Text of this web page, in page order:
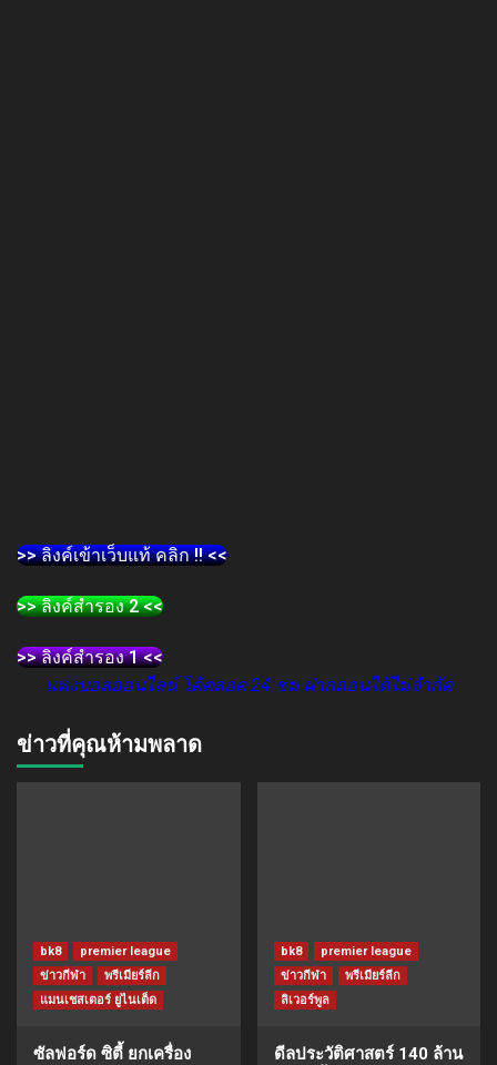
>> ลิงค์เข้าเว็บแท้ คลิก !! <<
>> ลิงค์สำรอง 2 <<
>> ลิงค์สำรอง 1 <<
แทงบอลออนไลน์ ได้ตลอด 24 ชม ฝากถอนได้ไม่จำกัด
ข่าวที่คุณห้ามพลาด
bk8
premier league
ข่าวกีฬา
พรีเมียร์ลีก
แมนเชสเตอร์ ยูไนเต็ด
ซัลฟอร์ด ซิตี้ ยกเครื่อง
bk8
premier league
ข่าวกีฬา
พรีเมียร์ลีก
ลิเวอร์พูล
ดีลประวัติศาสตร์ 140 ล้าน